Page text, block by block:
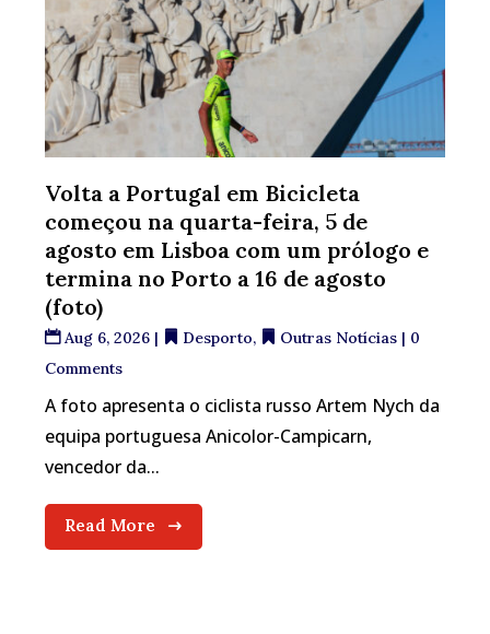
Volta a Portugal em Bicicleta
começou na quarta-feira, 5 de
agosto em Lisboa com um prólogo e
termina no Porto a 16 de agosto
(foto)
Aug 6, 2026 | Desporto, Outras Notícias | 0
Comments
A foto apresenta o ciclista russo Artem Nych da
equipa portuguesa Anicolor-Campicarn,
vencedor da...
Read More